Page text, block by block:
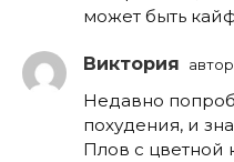
может быть
Виктория автор
Недавно
похудения, и
Плов с цветной